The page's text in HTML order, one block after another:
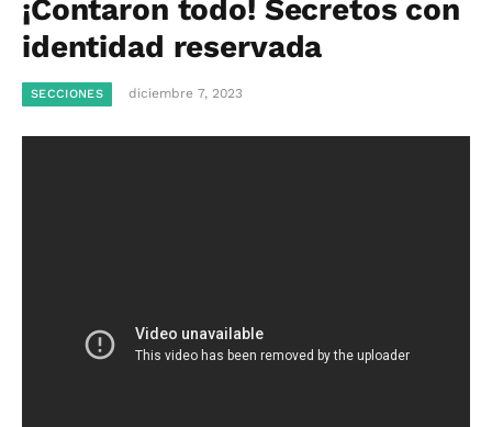
¡Contaron todo! Secretos con
identidad reservada
SECCIONES diciembre 7, 2023